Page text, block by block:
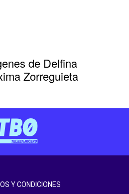
de Delfina
Zorreguieta
Y CONDICIONES